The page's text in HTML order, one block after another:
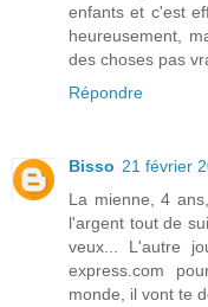
enfants et c'est
heureusement,
des choses pas
Répondre
Bisso 21 février
La mienne, 4
l'argent tout de
veux... L'autre
express.com
monde, il vont te